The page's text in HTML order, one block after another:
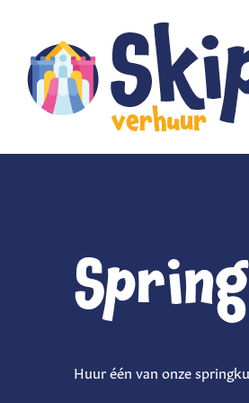
Huur één van onze